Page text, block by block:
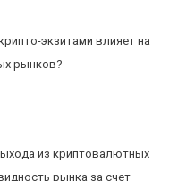
экзитами влияет на
рынков?
из криптовалютных
рынка за счет